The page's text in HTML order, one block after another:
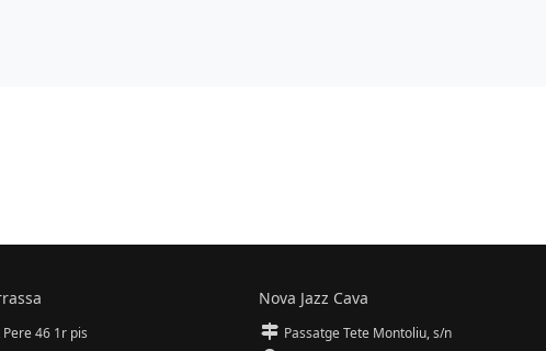
Pere 46 1r pis
Nova Jazz Cava
Passatge Tete Montoliu, s/n